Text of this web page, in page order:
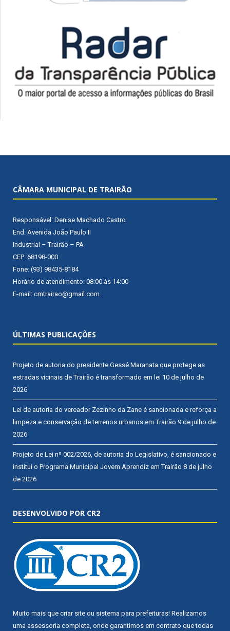
CÂMARA MUNICIPAL DE TRAIRÃO
Responsável: Denise Machado Castro
End: Avenida João Paulo II
Industrial – Trairão – PA
CEP: 68198-000
Fone: (93) 98435-8184
Horário de atendimento: 08:00 às 14:00
E-mail: cmtrairao@gmail.com
ÚLTIMAS PUBLICAÇÕES
Projeto de autoria do presidente Gessé Maranata que protege as
estradas vicinais de Trairão é transformado em lei 10 de julho de
2026
Lei de autoria do vereador Zezinho da Zane é sancionada e reforça a
limpeza e conservação de terrenos urbanos em Trairão 9 de julho de
2026
Projeto de Lei nº 002/2026, de autoria do Legislativo, é sancionado e
institui o Programa Municipal Jovem Aprendiz em Trairão 8 de julho
de 2026
DESENVOLVIDO POR CR2
Muito mais que criar site ou sistema para prefeituras! Realizamos
uma assessoria completa, onde garantimos em contrato que todas